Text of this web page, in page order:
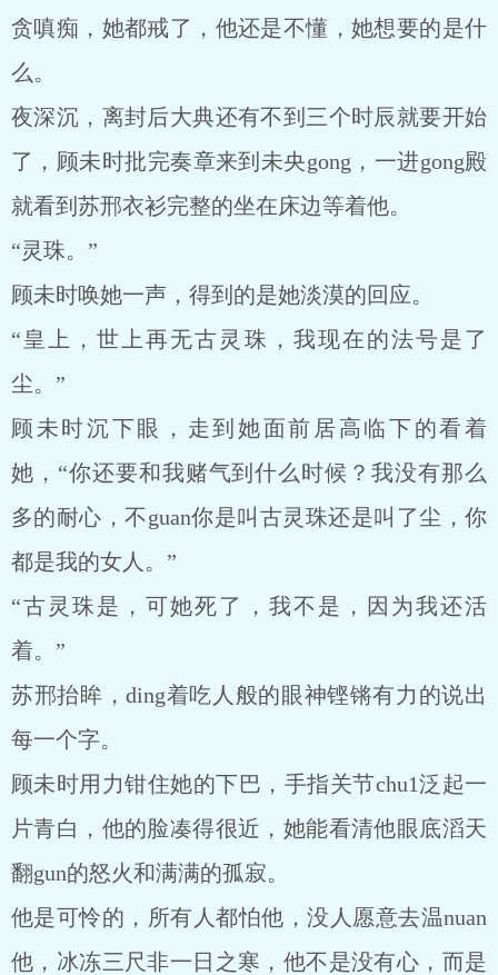
贪嗔痴，她都戒了，他还是不懂，她想要的是什
么。
夜深沉，离封后大典还有不到三个时辰就要开始
了，顾未时批完奏章来到未央gong，一进gong殿
就看到苏邢衣衫完整的坐在床边等着他。
“灵珠。”
顾未时唤她一声，得到的是她淡漠的回应。
“皇上，世上再无古灵珠，我现在的法号是了
尘。”
顾未时沉下眼，走到她面前居高临下的看着
她，“你还要和我赌气到什么时候？我没有那么
多的耐心，不guan你是叫古灵珠还是叫了尘，你
都是我的女人。”
“古灵珠是，可她死了，我不是，因为我还活
着。”
苏邢抬眸，ding着吃人般的眼神铿锵有力的说出
每一个字。
顾未时用力钳住她的下巴，手指关节chu1泛起一
片青白，他的脸凑得很近，她能看清他眼底滔天
翻gun的怒火和满满的孤寂。
他是可怜的，所有人都怕他，没人愿意去温nuan
他，冰冻三尺非一日之寒，他不是没有心，而是